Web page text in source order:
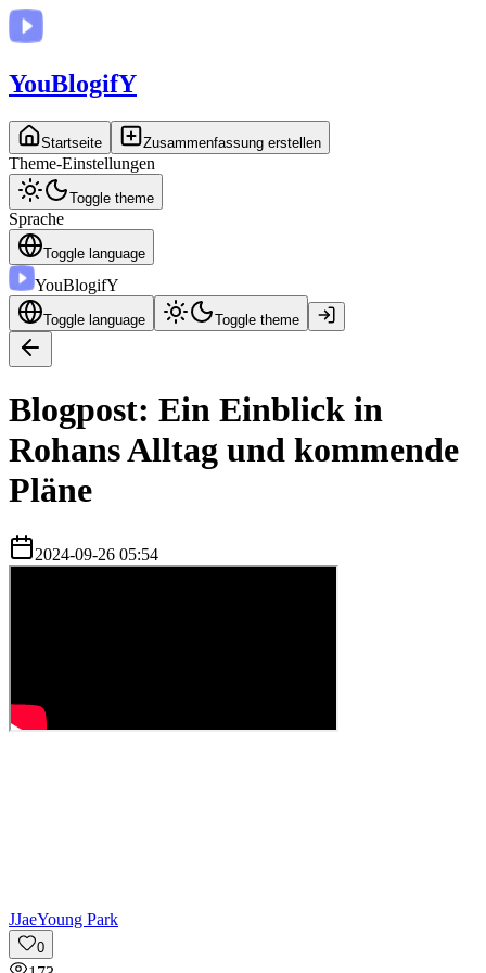
YouBlogifY
Startseite Zusammenfassung erstellen
Theme-Einstellungen
Toggle theme
Sprache
Toggle language
YouBlogifY
Toggle language Toggle theme
Blogpost: Ein Einblick in
Rohans Alltag und kommende
Pläne
2024-09-26 05:54
JJaeYoung Park
0